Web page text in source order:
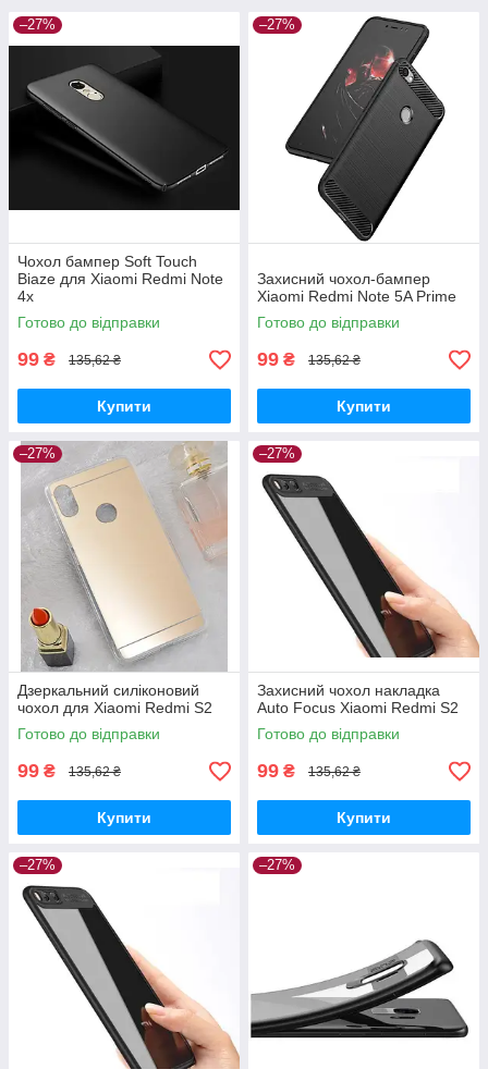
–27%
Чохол бампер Soft Touch
Biaze для Xiaomi Redmi Note
4x
Готово до відправки
99 ₴ 135,62 ₴
Купити
–27%
Захисний чохол-бампер
Xiaomi Redmi Note 5A Prime
Готово до відправки
99 ₴ 135,62 ₴
Купити
–27%
Дзеркальний силіконовий
чохол для Xiaomi Redmi S2
Готово до відправки
99 ₴ 135,62 ₴
Купити
–27%
Захисний чохол накладка
Auto Focus Xiaomi Redmi S2
Готово до відправки
99 ₴ 135,62 ₴
Купити
–27% –27%